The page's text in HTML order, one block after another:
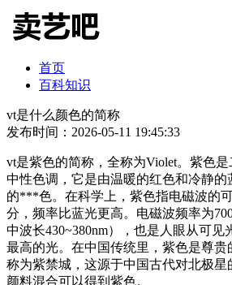
首页
百科知识
vt是什么颜色的简称
发布时间：2026-05-11 19:45:33
vt是紫色的简称，全称为Violet。紫色
中性色调，它是由温暖的红色和冷静
的***色。在科学上，紫色指电磁波的
分，频率比蓝光更高。电磁波频率为
中波长430~380nm），也是人眼从可
最高的光。在中国传统里，紫色是尊贵
称为紫禁城，这源于中国古代对北极星
颜料混合可以得到紫色。